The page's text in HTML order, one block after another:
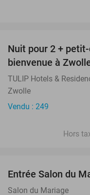
Nuit pour 2 +
bienvenue à
TULIP Hotels &
Zwolle
Vendu : 249
Hors
Entrée Salon du
Salon du Mariage